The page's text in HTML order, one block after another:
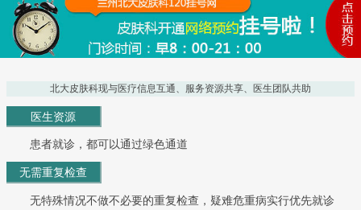
北大皮肤科现与医疗信息互通、服务资源共享、医生团队共助
医生资源
患者就诊，都可以通过绿色通道
无需重复检查
无特殊情况不做不必要的重复检查，疑难危重病实行优先就诊